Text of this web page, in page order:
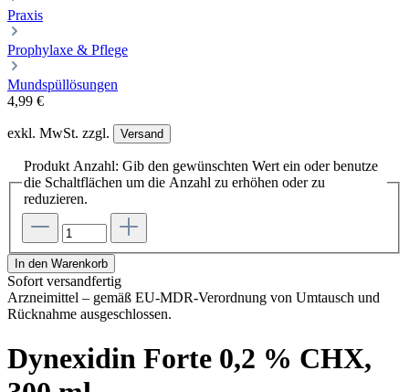
Praxis
Prophylaxe & Pflege
Mundspüllösungen
4,99 €
exkl. MwSt. zzgl. Versand
Produkt Anzahl: Gib den gewünschten Wert ein oder benutze
die Schaltflächen um die Anzahl zu erhöhen oder zu
reduzieren.
In den Warenkorb
Sofort versandfertig
Arzneimittel – gemäß EU-MDR-Verordnung von Umtausch und
Rücknahme ausgeschlossen.
Dynexidin Forte 0,2 % CHX,